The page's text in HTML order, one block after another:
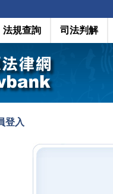
法規查詢 司法判解
登入